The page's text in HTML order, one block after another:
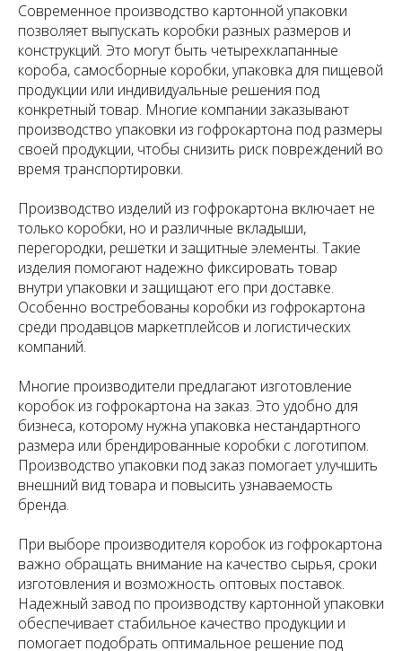
Современное производство картонной упаковки
позволяет выпускать коробки разных размеров и
конструкций. Это могут быть четырехклапанные
короба, самосборные коробки, упаковка для пищевой
продукции или индивидуальные решения под
конкретный товар. Многие компании заказывают
производство упаковки из гофрокартона под размеры
своей продукции, чтобы снизить риск повреждений во
время транспортировки.
Производство изделий из гофрокартона включает не
только коробки, но и различные вкладыши,
перегородки, решетки и защитные элементы. Такие
изделия помогают надежно фиксировать товар
внутри упаковки и защищают его при доставке.
Особенно востребованы коробки из гофрокартона
среди продавцов маркетплейсов и логистических
компаний.
Многие производители предлагают изготовление
коробок из гофрокартона на заказ. Это удобно для
бизнеса, которому нужна упаковка нестандартного
размера или брендированные коробки с логотипом.
Производство упаковки под заказ помогает улучшить
внешний вид товара и повысить узнаваемость
бренда.
При выборе производителя коробок из гофрокартона
важно обращать внимание на качество сырья, сроки
изготовления и возможность оптовых поставок.
Надежный завод по производству картонной упаковки
обеспечивает стабильное качество продукции и
помогает подобрать оптимальное решение под